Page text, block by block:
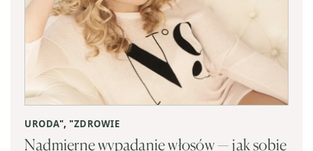
URODA", "ZDROWIE
Nadmierne wypadanie włosów — jak sobie